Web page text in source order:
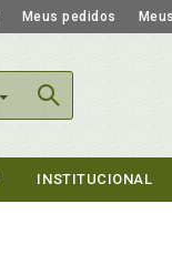
Meus pedidos
INSTITUCIONAL